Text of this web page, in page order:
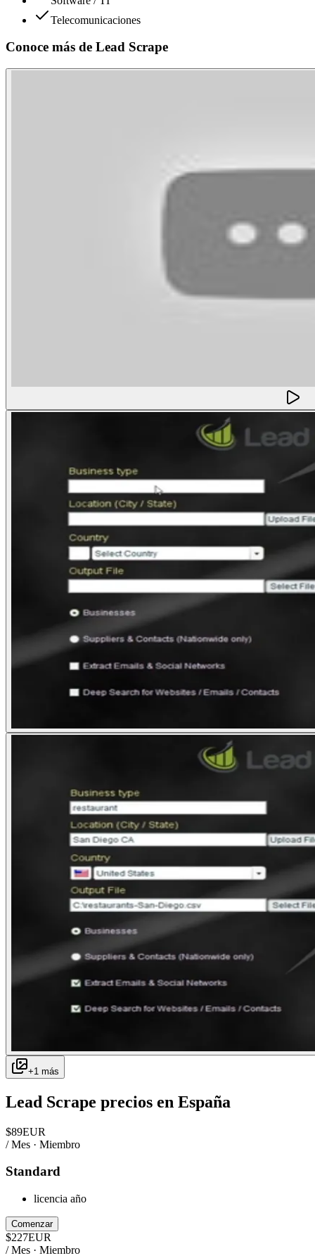
Telecomunicaciones
Conoce más de Lead Scrape
+1 más
Lead Scrape precios en España
$89EUR
/ Mes · Miembro
Standard
licencia año
Comenzar
$227EUR
/ Mes · Miembro